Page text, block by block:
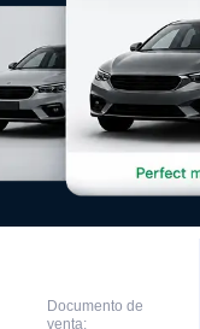
Documento de
venta: